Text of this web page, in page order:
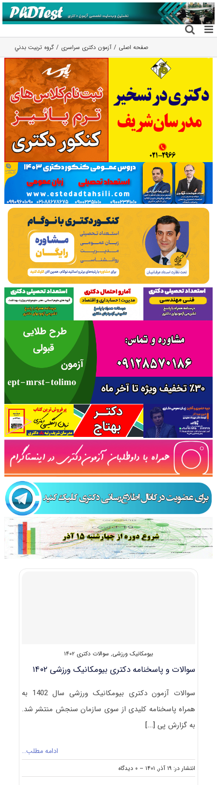
رفتن
به
محتوا
صفحه اصلی آزمون دکتری سراسری گروه تربيت بدني
بیومکانیک ورزشی, سوالات دکتری ۱۴۰۲
سوالات و پاسخنامه دکتری بیومکانیک ورزشی ۱۴۰۲
سوالات آزمون دکتری بیومکانیک ورزشی سال 1402 به
همراه پاسخنامه کلیدی از سوی سازمان سنجش منتشر شد.
به گزارش پی[...]
ادامه مطلب…
انتشار در: ۱۹ آذر, ۱۴۰۱ -- ۰ دیدگاه
on
سوالات